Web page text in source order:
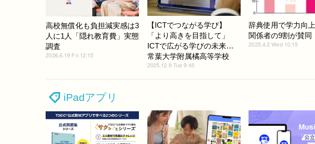
高校無償化も負担減実感は3
人に1人「隠れ教育費」実態
調査
2026.6.19 Fri 12:15
【ICTでつながる学び】
「より高きを目指して」
ICTで広がる学びの未来…
常葉大学附属橘高等学校
2025.12.9 Tue 9:45
辞典使用で学力向
関係者の9割が賛同
2025.4.2 Wed 10:15
iPadアプリ